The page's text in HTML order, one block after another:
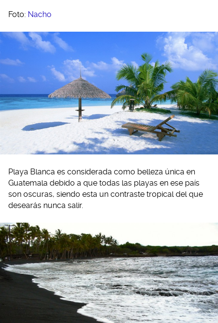
Foto: Nacho
Playa Blanca es considerada como belleza única en
Guatemala debido a que todas las playas en ese país
son oscuras, siendo esta un contraste tropical del que
desearás nunca salir.